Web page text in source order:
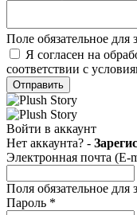
Поле обязательное для
Я согласен на
соответствии с
Отправить
Войти в аккаунт
Нет аккаунта? -
Электронная почта (E-
Поля обязательное для
Пароль *